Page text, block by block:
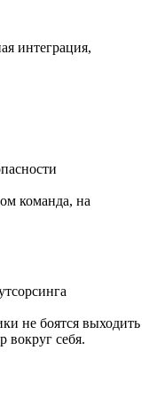
интеграция,
команда, на
не боятся выходить
вокруг себя.